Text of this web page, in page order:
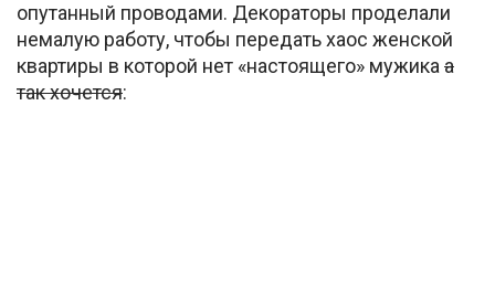
опутанный проводами. Декораторы проделали
немалую работу, чтобы передать хаос женской
квартиры в которой нет «настоящего» мужикаа
так хочется: